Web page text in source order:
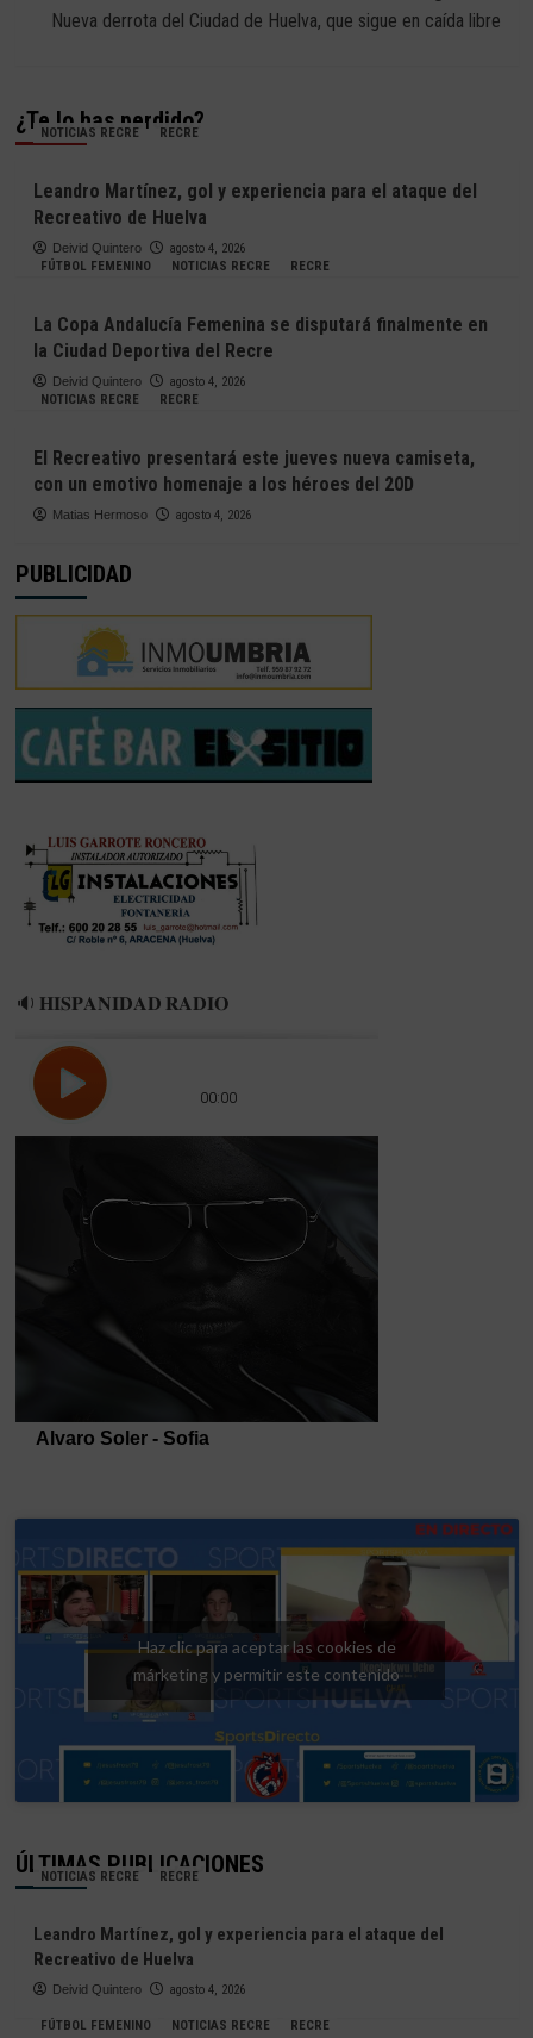
entradas
Nueva derrota del Ciudad de Huelva, que sigue en caída libre
¿Te lo has perdido?
NOTICIAS RECRE RECRE
Leandro Martínez, gol y experiencia para el ataque del
Recreativo de Huelva
Deivid Quintero
agosto 4, 2026
FÚTBOL FEMENINO
NOTICIAS RECRE RECRE
La Copa Andalucía Femenina se disputará finalmente en
la Ciudad Deportiva del Recre
Deivid Quintero
agosto 4, 2026
NOTICIAS RECRE
RECRE
El Recreativo presentará este jueves nueva camiseta,
con un emotivo homenaje a los héroes del 20D
Matias Hermoso agosto 4, 2026
PUBLICIDAD
🔉 𝐇𝐈𝐒𝐏𝐀𝐍𝐈𝐃𝐀𝐃 𝐑𝐀𝐃𝐈𝐎
Haz clic para aceptar las cookies de
márketing y permitir este contenido
ÚLTIMAS PUBLICACIONES
NOTICIAS RECRE RECRE
Leandro Martínez, gol y experiencia para el ataque del
Recreativo de Huelva
Deivid Quintero agosto 4, 2026
FÚTBOL FEMENINO NOTICIAS RECRE RECRE